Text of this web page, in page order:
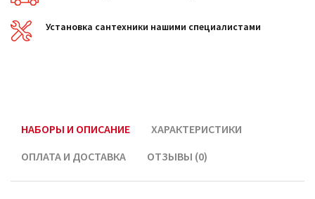
Установка сантехники нашими специалистами
НАБОРЫ И ОПИСАНИЕ
ХАРАКТЕРИСТИКИ
ОПЛАТА И ДОСТАВКА
ОТЗЫВЫ (0)